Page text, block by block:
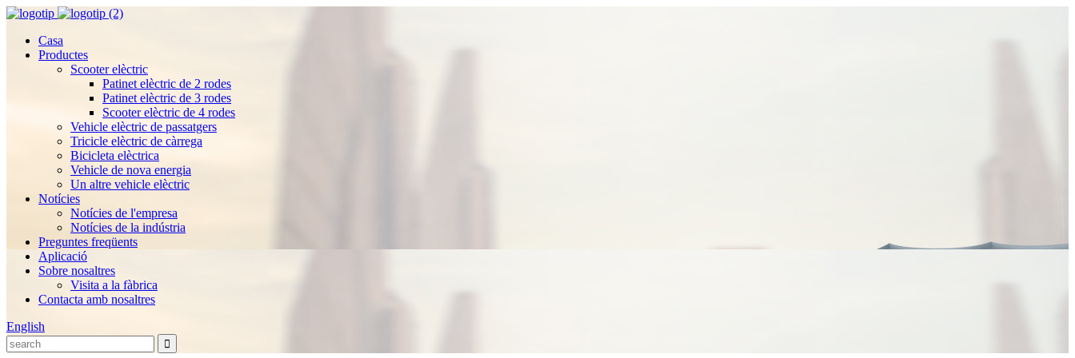
Casa
Productes
Scooter elèctric
Patinet elèctric de 2 rodes
Patinet elèctric de 3 rodes
Scooter elèctric de 4 rodes
Vehicle elèctric de passatgers
Tricicle elèctric de càrrega
Bicicleta elèctrica
Vehicle de nova energia
Un altre vehicle elèctric
Notícies
Notícies de l'empresa
Notícies de la indústria
Preguntes freqüents
Aplicació
Sobre nosaltres
Visita a la fàbrica
Contacta amb nosaltres
English